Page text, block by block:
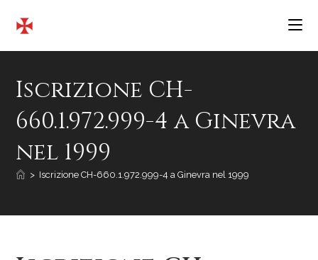
Iscrizione CH-
660.1.972.999-4 a Ginevra
nel 1999
> Iscrizione CH-660.1.972.999-4 a Ginevra nel 1999